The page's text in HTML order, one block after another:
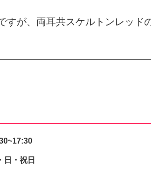
が、両耳共スケルトンレッド
日・祝日